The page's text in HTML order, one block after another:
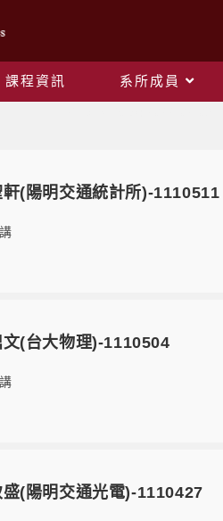
課程資訊 系所成員
(陽明交通統計所)-1110511
(台大物理)-1110504
(陽明交通光電)-1110427